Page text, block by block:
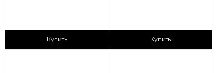
2
Купить
2
Купить